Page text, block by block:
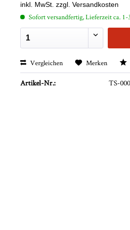
inkl. MwSt.zzgl. Versandkosten
Sofort versandfertig, Lieferzeit ca.
Vergleichen Merken
Artikel-Nr.: TS-